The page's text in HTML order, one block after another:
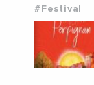
#Festival